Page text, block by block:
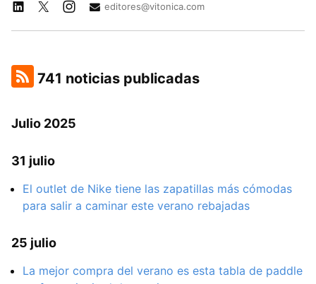
editores@vitonica.com
741 noticias publicadas
Julio 2025
31 julio
El outlet de Nike tiene las zapatillas más cómodas
para salir a caminar este verano rebajadas
25 julio
La mejor compra del verano es esta tabla de paddle